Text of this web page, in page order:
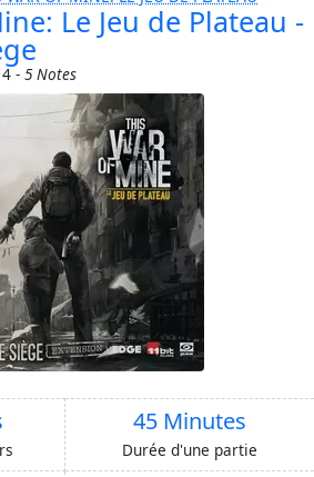
Le Jeu de Plateau -
()4 -5 Notes
45 Minutes
Durée d'une partie